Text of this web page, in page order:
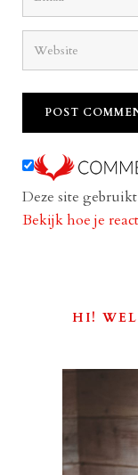
Deze site
Bekijk hoe je
HI!